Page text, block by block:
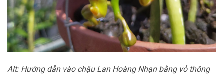
Alt: Hướng dẫn vào chậu Lan Hoàng Nhạn bằng vỏ thông